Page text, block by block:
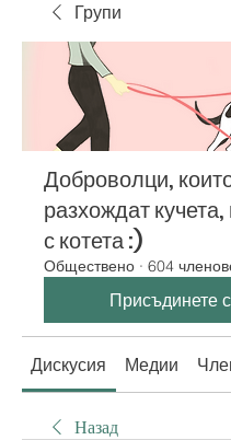
Групи
Доброволци,
разхождат кучета,
с котета :)
Обществено · 604
Присъдинете
Дискусия Медии
Назад